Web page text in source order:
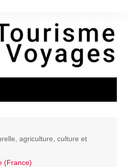
agriculture, culture et
(France)